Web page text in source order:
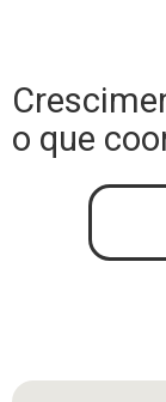
o que